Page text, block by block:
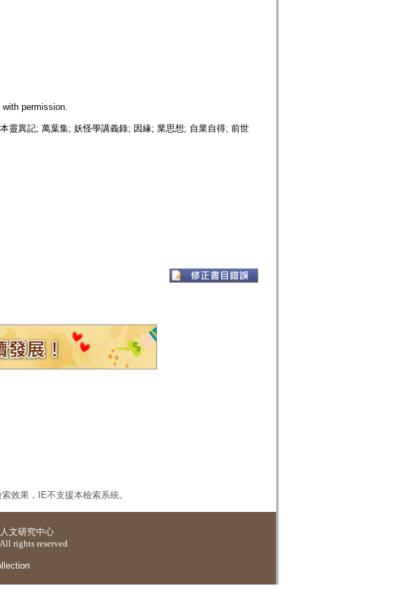
permission.
靈異記; 萬葉集; 妖怪學講義錄; 因緣; 業思想; 自業自得; 前世
效果，IE不支援本檢索系統。
文研究中心
rights reserved